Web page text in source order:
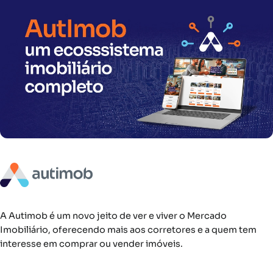
A Autimob é um novo jeito de ver e viver o Mercado
Imobiliário, oferecendo mais aos corretores e a quem tem
interesse em comprar ou vender imóveis.